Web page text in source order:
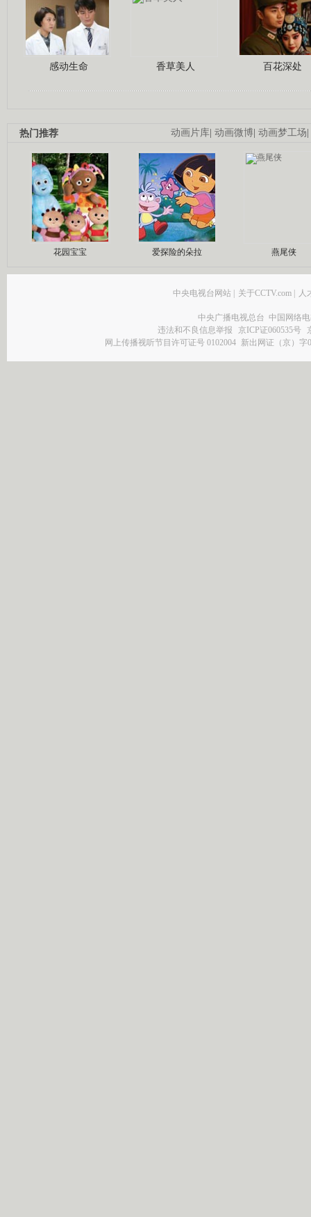
感动生命 香草美人 百花深处
动画片库| 动画微博| 动画梦工场|
热门推荐
花园宝宝 爱探险的朵拉 燕尾侠
中央电视台网站 | 关于CCTV.com | 人
中央广播电视总台 中国网络
违法和不良信息举报
京ICP证060535号
网上传播视听节目许可证号 0102004 新出网证（京）